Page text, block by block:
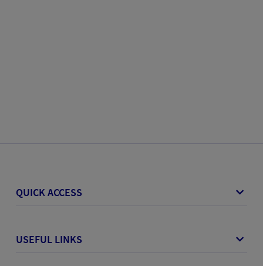
QUICK ACCESS
USEFUL LINKS